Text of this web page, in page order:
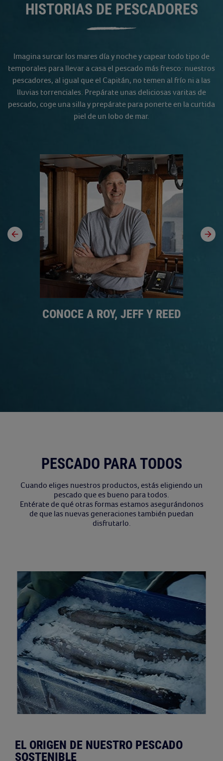
HISTORIAS DE PESCADORES
Imagina surcar los mares día y noche y capear todo tipo de
temporales para llevar a casa el pescado más fresco: nuestros
pescadores, al igual que el Capitán, no temen al frío ni a las
lluvias torrenciales. Prepárate unas deliciosas varitas de
pescado, coge una silla y prepárate para ponerte en la curtida
piel de un lobo de mar.
CONOCE A ROY, JEFF Y REED
PESCADO PARA TODOS
Cuando eliges nuestros productos, estás eligiendo un
pescado que es bueno para todos.
Entérate de qué otras formas estamos asegurándonos
de que las nuevas generaciones también puedan
disfrutarlo.
EL ORIGEN DE NUESTRO PESCADO
SOSTENIBLE